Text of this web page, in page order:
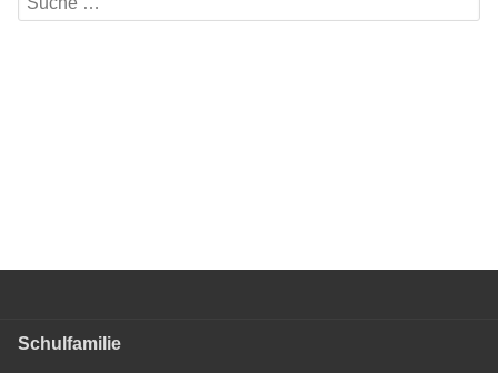
Schulfamilie